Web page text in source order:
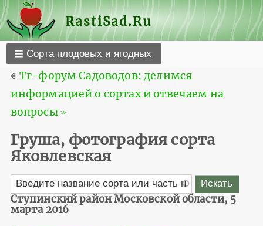
RastiSad.Ru
Сорта плодовых и ягодных
⎆Тг-форум Садоводов: делимся
информацией о сортах и отвечаем на
вопросы ≫
Груша, фотография сорта
Яковлевская
Ступинский район Московской области, 5
марта 2016